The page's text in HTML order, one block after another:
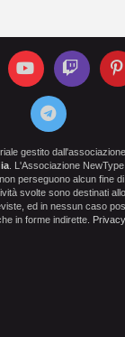
gestito
. L'Associazione
perseguono alcun fine
svolte sono destinati
ed in nessun caso
in forme indirette.